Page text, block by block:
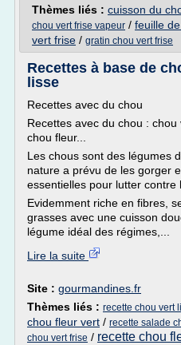
Thèmes liés : cuisson du
chou vert frise vapeur / feuille
vert frise / gratin chou vert frise
Recettes à base de
lisse
Recettes avec du chou
Recettes avec du chou : chou
chou fleur...
Les chous sont des légumes
nature a prévu de les gorger
essentielles pour lutter contre
Evidemment riche en fibres,
grasses avec une cuisson
légume idéal des régimes,...
Lire la suite
Site : gourmandines.fr
Thèmes liés : recette chou vert
chou fleur vert / recette salade
chou vert frise / recette chou